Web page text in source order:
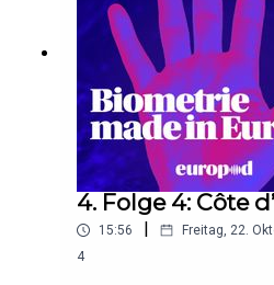
4. Folge 4: Côte
15:56 | Freitag, 22.
4